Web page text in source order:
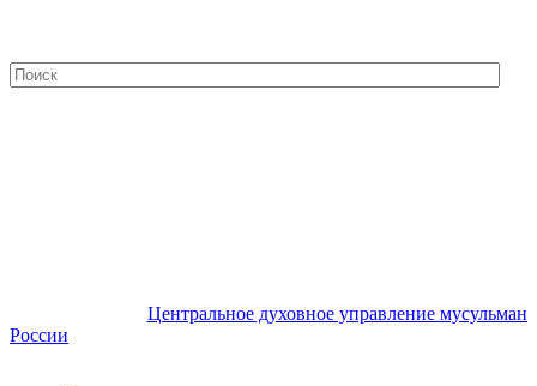
Центральное духовное управление мусульман
России